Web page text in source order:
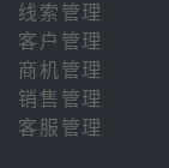
线索管理
客户管理
商机管理
销售管理
客服管理